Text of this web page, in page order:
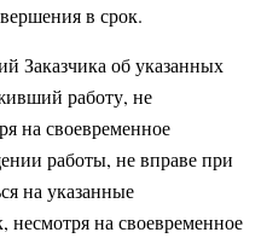
в срок.
Заказчика об указанных
работу, не
на своевременное
работы, не вправе при
на указанные
несмотря на своевременное